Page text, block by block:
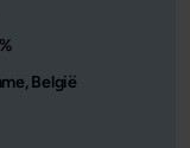
de waarde van
België
België -